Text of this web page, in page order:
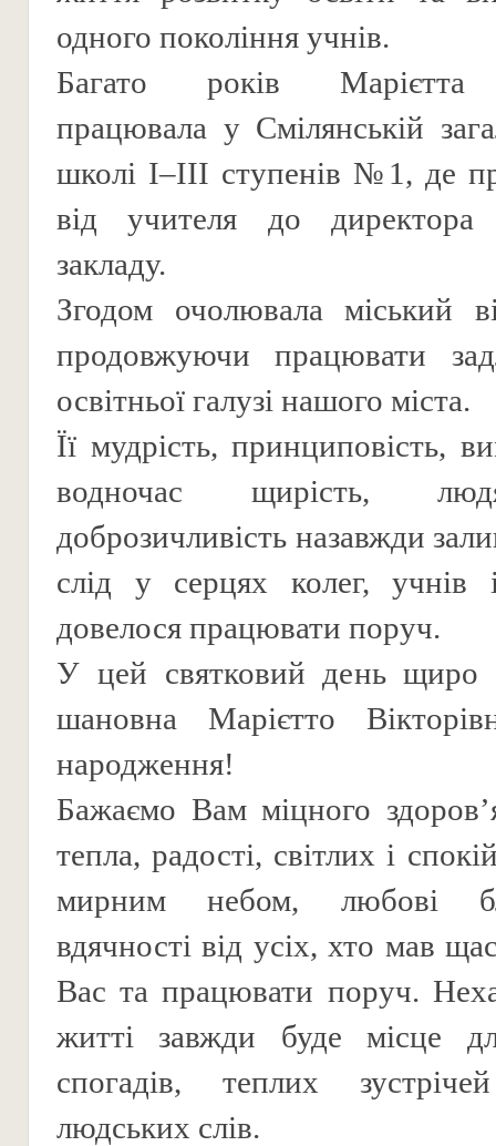
одного покоління учнів.
Багато років Марієтта
працювала у Смілянській
школі І–ІІІ ступенів №1, де
від учителя до директора
закладу.
Згодом очолювала міський
продовжуючи працювати
освітньої галузі нашого міста.
Її мудрість, принциповість,
водночас щирість,
доброзичливість назавжди
слід у серцях колег, учнів
довелося працювати поруч.
У цей святковий день щиро
шановна Марієтто
народження!
Бажаємо Вам міцного
тепла, радості, світлих і
мирним небом, любові
вдячності від усіх, хто мав
Вас та працювати поруч.
житті завжди буде місце
спогадів, теплих
людських слів.